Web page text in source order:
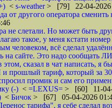
< s-weather> [79] 22-04-2026
от другого оператора
не слетали. Но может быть
такое, у меня кстати
человеком, всё сделал
сайте. Это надо сообщать
сказал в чат написать, я
прошлый тариф, который за
промик и сам его
(-) < =LEXUS= > [60] 11-04-
< Бичок > [67] 05-04-2026
тарифа", я себе сделал